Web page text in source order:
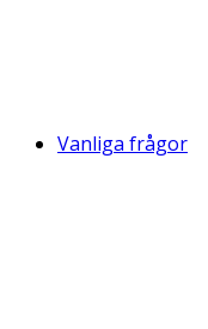
Vanliga frågor